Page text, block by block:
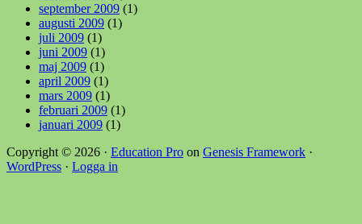
september 2009 (1)
augusti 2009 (1)
juli 2009 (1)
juni 2009 (1)
maj 2009 (1)
april 2009 (1)
mars 2009 (1)
februari 2009 (1)
januari 2009 (1)
Copyright © 2026 · Education Pro on Genesis Framework ·
WordPress · Logga in